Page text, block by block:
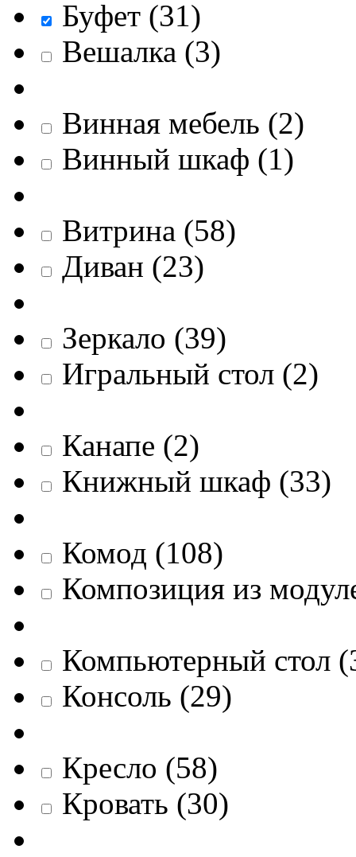
Буфет (31)
Вешалка (3)
Винная мебель (2)
Винный шкаф (1)
Витрина (58)
Диван (23)
Зеркало (39)
Игральный стол (2)
Канапе (2)
Книжный шкаф (33)
Комод (108)
Композиция из
Компьютерный стол (
Консоль (29)
Кресло (58)
Кровать (30)